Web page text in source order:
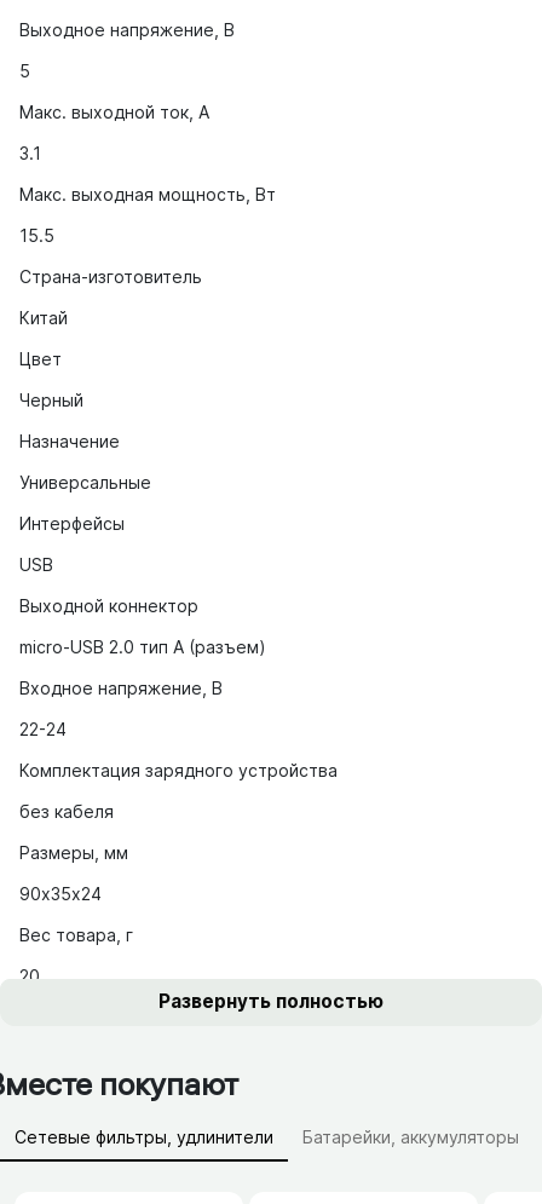
Выходное напряжение, В
5
Макс. выходной ток, А
3.1
Макс. выходная мощность, Вт
15.5
Страна-изготовитель
Китай
Цвет
Черный
Назначение
Универсальные
Интерфейсы
USB
Выходной коннектор
micro-USB 2.0 тип A (разъем)
Входное напряжение, В
22-24
Комплектация зарядного устройства
без кабеля
Размеры, мм
90х35х24
Вес товара, г
20
Развернуть полностью
покупают
Сетевые фильтры, удлинители Батарейки, аккумуляторы